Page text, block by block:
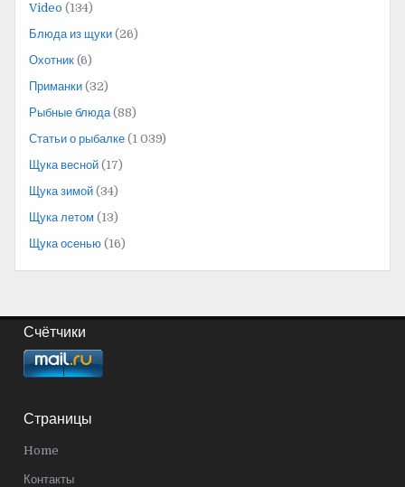
Video (134)
Блюда из щуки (26)
Охотник (6)
Приманки (32)
Рыбные блюда(88)
Статьи о рыбалке (1 039)
Щука весной (17)
Щука зимой (34)
Щука летом (13)
Щука осенью (16)
Счётчики
Страницы
Home
Контакты